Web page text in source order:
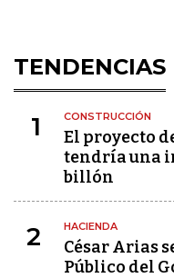
TENDENCIAS
1 CONSTRUCCIÓN
El proyecto
tendría una
billón
2 HACIENDA
César Arias
Público del